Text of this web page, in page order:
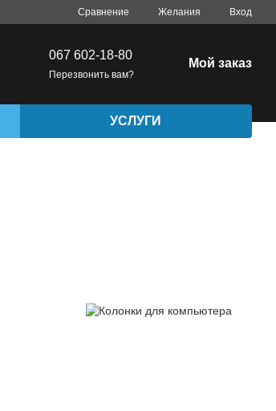
Сравнение Желания Вход
067 602-18-80
Перезвонить вам?
Мой заказ
УСЛУГИ